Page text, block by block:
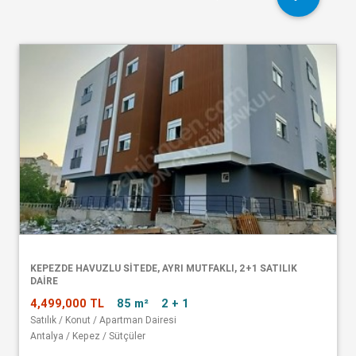
KEPEZDE HAVUZLU SITEDE, AYRI MUTFAKLI, 2+1 SATILIK
DAIRE
4,499,000 TL 85 m² 2 + 1
Satılık / Konut / Apartman Dairesi
Antalya / Kepez / Sütçüler